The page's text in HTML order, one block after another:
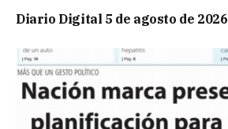
Diario Digital 5 de agosto de 2026